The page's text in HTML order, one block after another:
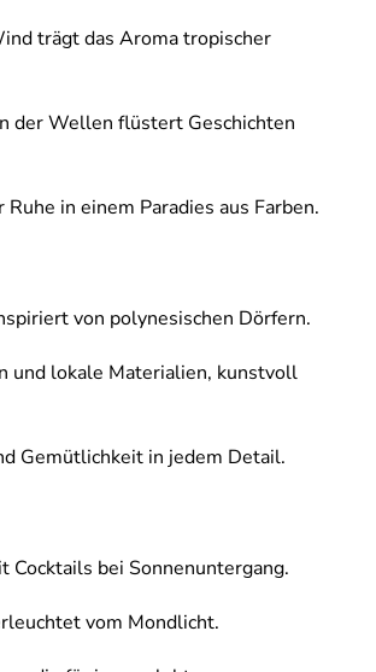
trägt das Aroma tropischer
der Wellen flüstert Geschichten
in einem Paradies aus Farben.
von polynesischen Dörfern.
und lokale Materialien, kunstvoll
Gemütlichkeit in jedem Detail.
Cocktails bei Sonnenuntergang.
vom Mondlicht.